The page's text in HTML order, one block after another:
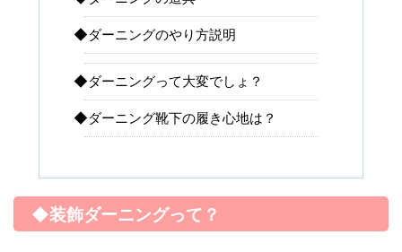
◆ダーニングのやり方説明
◆ダーニングって大変でしょ？
◆ダーニング靴下の履き心地は？
◆装飾ダーニングって？